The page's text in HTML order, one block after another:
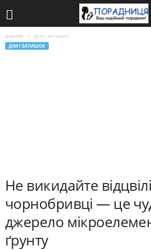
додому Дім і затишок
ДІМ І ЗАТИШОК
Не викидайте відцвілі
чорнобривці — це
джерело
ґрунту